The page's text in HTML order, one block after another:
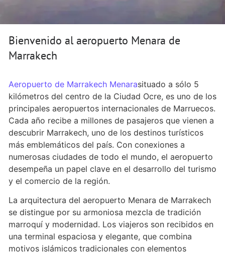
Bienvenido al aeropuerto Menara de
Marrakech
Aeropuerto de Marrakech Menarasituado a sólo 5
kilómetros del centro de la Ciudad Ocre, es uno de los
principales aeropuertos internacionales de Marruecos.
Cada año recibe a millones de pasajeros que vienen a
descubrir Marrakech, uno de los destinos turísticos
más emblemáticos del país. Con conexiones a
numerosas ciudades de todo el mundo, el aeropuerto
desempeña un papel clave en el desarrollo del turismo
y el comercio de la región.
La arquitectura del aeropuerto Menara de Marrakech
se distingue por su armoniosa mezcla de tradición
marroquí y modernidad. Los viajeros son recibidos en
una terminal espaciosa y elegante, que combina
motivos islámicos tradicionales con elementos